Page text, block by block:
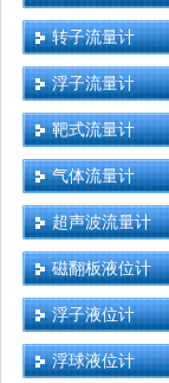
转子流量计
浮子流量计
靶式流量计
气体流量计
超声波流量计
磁翻板液位计
浮子液位计
浮球液位计